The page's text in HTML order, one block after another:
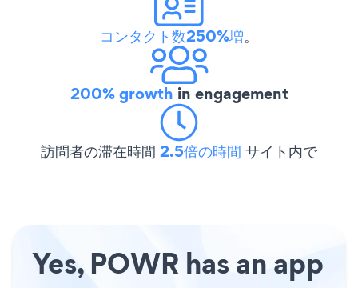
コンタクト数250%増。
200% growth in engagement
訪問者の滞在時間 2.5倍の時間 サイト内で
Yes, POWR has an app